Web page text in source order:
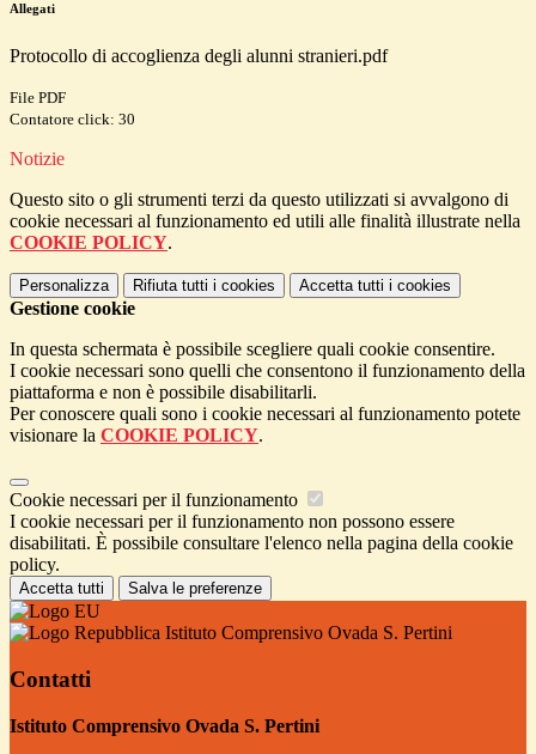
Allegati
Protocollo di accoglienza degli alunni stranieri.pdf
File PDF
Contatore click: 30
Notizie
Questo sito o gli strumenti terzi da questo utilizzati si avvalgono di
cookie necessari al funzionamento ed utili alle finalità illustrate nella
COOKIE POLICY.
Personalizza Rifiuta tutti i cookies Accetta tutti i cookies
Gestione cookie
In questa schermata è possibile scegliere quali cookie consentire.
I cookie necessari sono quelli che consentono il funzionamento della
piattaforma e non è possibile disabilitarli.
Per conoscere quali sono i cookie necessari al funzionamento potete
visionare la COOKIE POLICY.
Cookie necessari per il funzionamento
I cookie necessari per il funzionamento non possono essere
disabilitati. È possibile consultare l'elenco nella pagina della cookie
policy.
Accetta tutti Salva le preferenze
Istituto Comprensivo Ovada S. Pertini
Contatti
Istituto Comprensivo Ovada S. Pertini